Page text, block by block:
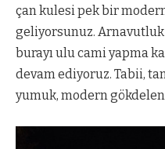
çan kulesi pek bir
geliyorsunuz.
burayı ulu cami yapma
devam ediyoruz. Tabii,
yumuk, modern gökdeleni